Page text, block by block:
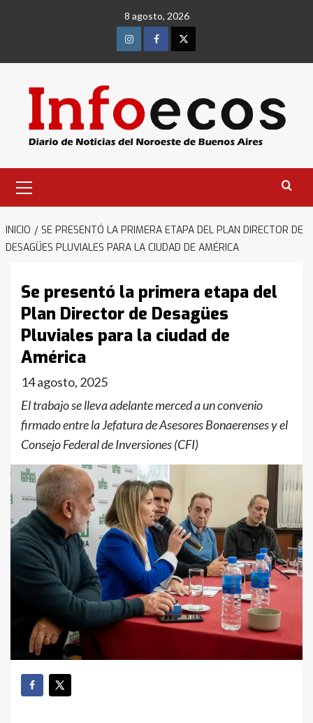
8 agosto, 2026
InstagramFacebookTwitter
primario
INICIO
SE PRESENTÓ LA PRIMERA ETAPA DEL PLAN DIRECTOR DE
DESAGÜES PLUVIALES PARA LA CIUDAD DE AMÉRICA
Se presentó la primera etapa del
Plan Director de Desagües
Pluviales para la ciudad de
América
14 agosto, 2025
El trabajo se lleva adelante merced a un convenio
firmado entre la Jefatura de Asesores Bonaerenses y el
Consejo Federal de Inversiones (CFI)